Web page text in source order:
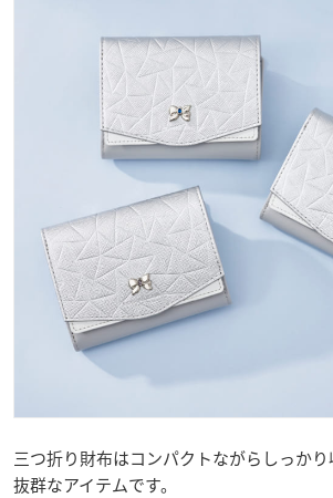
三つ折り財布はコンパクトながらしっか
抜群なアイテムです。